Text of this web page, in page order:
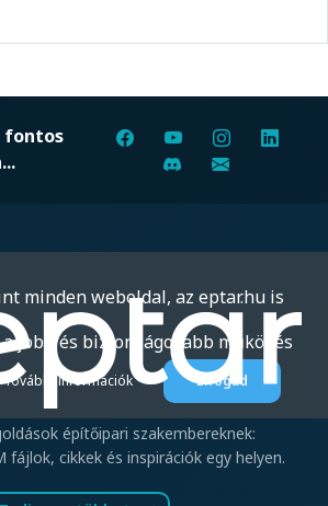
építőipari szakembereknek:
fájlok, cikkek és inspirációk egy helyen.
minden weboldal, az eptar.hu is
jobb és biztonságosabb működés
További információk Elfogad